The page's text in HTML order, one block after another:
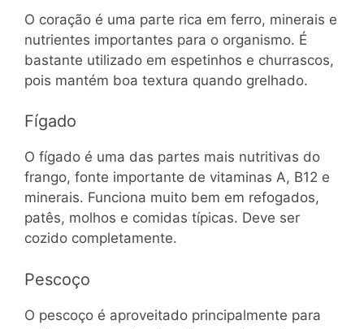
O coração é uma parte rica em ferro, minerais e
nutrientes importantes para o organismo. É
bastante utilizado em espetinhos e churrascos,
pois mantém boa textura quando grelhado.
Fígado
O fígado é uma das partes mais nutritivas do
frango, fonte importante de vitaminas A, B12 e
minerais. Funciona muito bem em refogados,
patês, molhos e comidas típicas. Deve ser
cozido completamente.
Pescoço
O pescoço é aproveitado principalmente para